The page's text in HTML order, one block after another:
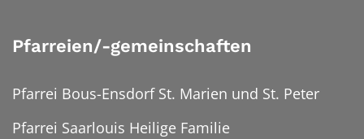
Pfarreien/-gemeinschaften
Pfarrei Bous-Ensdorf St. Marien und St. Peter
Pfarrei Saarlouis Heilige Familie